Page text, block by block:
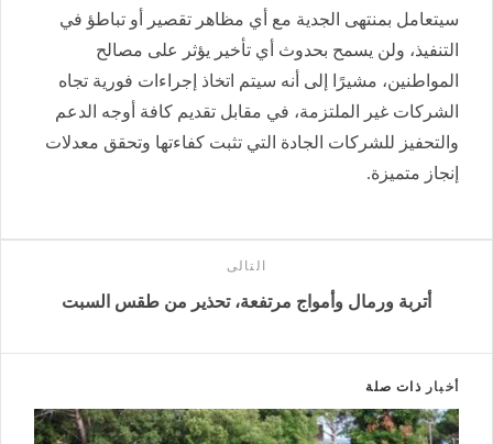
سيتعامل بمنتهى الجدية مع أي مظاهر تقصير أو تباطؤ في
التنفيذ، ولن يسمح بحدوث أي تأخير يؤثر على مصالح
المواطنين، مشيرًا إلى أنه سيتم اتخاذ إجراءات فورية تجاه
الشركات غير الملتزمة، في مقابل تقديم كافة أوجه الدعم
والتحفيز للشركات الجادة التي تثبت كفاءتها وتحقق معدلات
إنجاز متميزة.
التالى
أتربة ورمال وأمواج مرتفعة، تحذير من طقس السبت
أخبار ذات صلة